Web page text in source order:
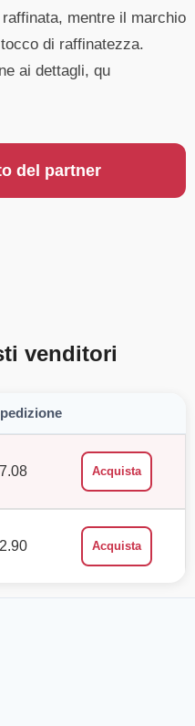
mentre il marchio
di raffinatezza.
ai dettagli, qu
del partner
venditori
7.08 Acquista
2.90 Acquista